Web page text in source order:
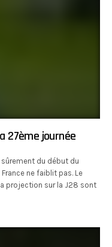
27ème journée
du début du
ne faiblit pas. Le
projection sur la J28 sont